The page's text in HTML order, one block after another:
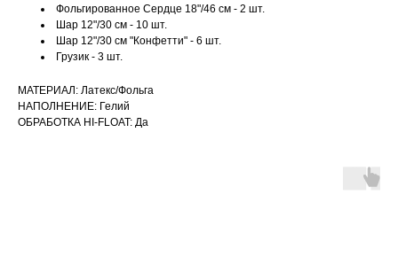
Фольгированное Сердце 18"/46 см - 2 шт.
Шар 12"/30 см - 10 шт.
Шар 12"/30 см "Конфетти" - 6 шт.
Грузик - 3 шт.
МАТЕРИАЛ: Латекс/Фольга
НАПОЛНЕНИЕ: Гелий
ОБРАБОТКА HI-FLOAT: Да